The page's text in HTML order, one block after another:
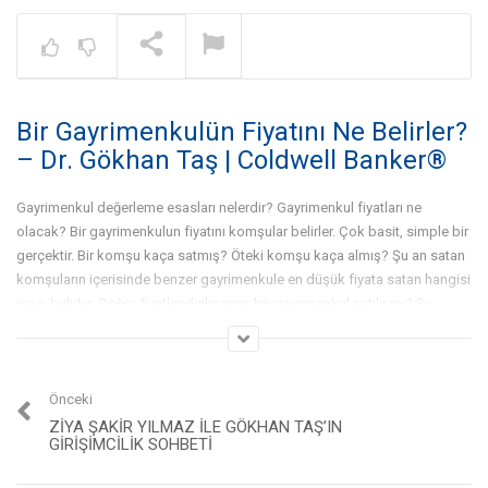
Gayrimenkul İşinde Bölge
Çalışması Nedir? – Dr. Gökhan
Taş | Coldwell Banker®
Bir Gayrimenkulün Fiyatını Ne Belirler?
– Dr. Gökhan Taş | Coldwell Banker®
Gayrimenkul değerleme esasları nelerdir? Gayrimenkul fiyatları ne
olacak? Bir gayrimenkulun fiyatını komşular belirler. Çok basit, simple bir
gerçektir. Bir komşu kaça satmış? Öteki komşu kaça almış? Şu an satan
komşuların içerisinde benzer gayrimenkule en düşük fiyata satan hangisi
atasözünü lütfen yazın, “Her alıcı, en az satıcı kadar akıllıdır. Her alıcı her
satıcıdan daha, zeki daha akıllıdır.” O zaman, fiyat bu kadar önemli,
onun sahibiyse, ondan alacak başka birisini bulabiliriz. Dolayısıyla fiyatı
bilmemiz lazım. Dünyanın ilk ve en köklü gayrimenkul danışmanlık
markası Coldwell Banker’ın Türkiye Başkanı Dr. Gökhan Taş, deneyimlerini
Önceki
ZIYA ŞAKIR YILMAZ ILE GÖKHAN TAŞ’IN
GIRIŞIMCILIK SOHBETI